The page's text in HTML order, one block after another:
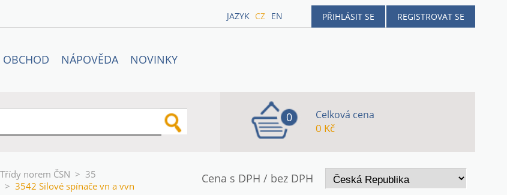
PŘIHLÁSIT SE REGISTROVAT SE
JAZYK CZ EN
OBCHOD NÁPOVĚDA NOVINKY
0 Celková cena
0 Kč
Cena s DPH / bez DPH
Třídy norem ČSN > 35
> 3542 Silové spínače vn a vvn